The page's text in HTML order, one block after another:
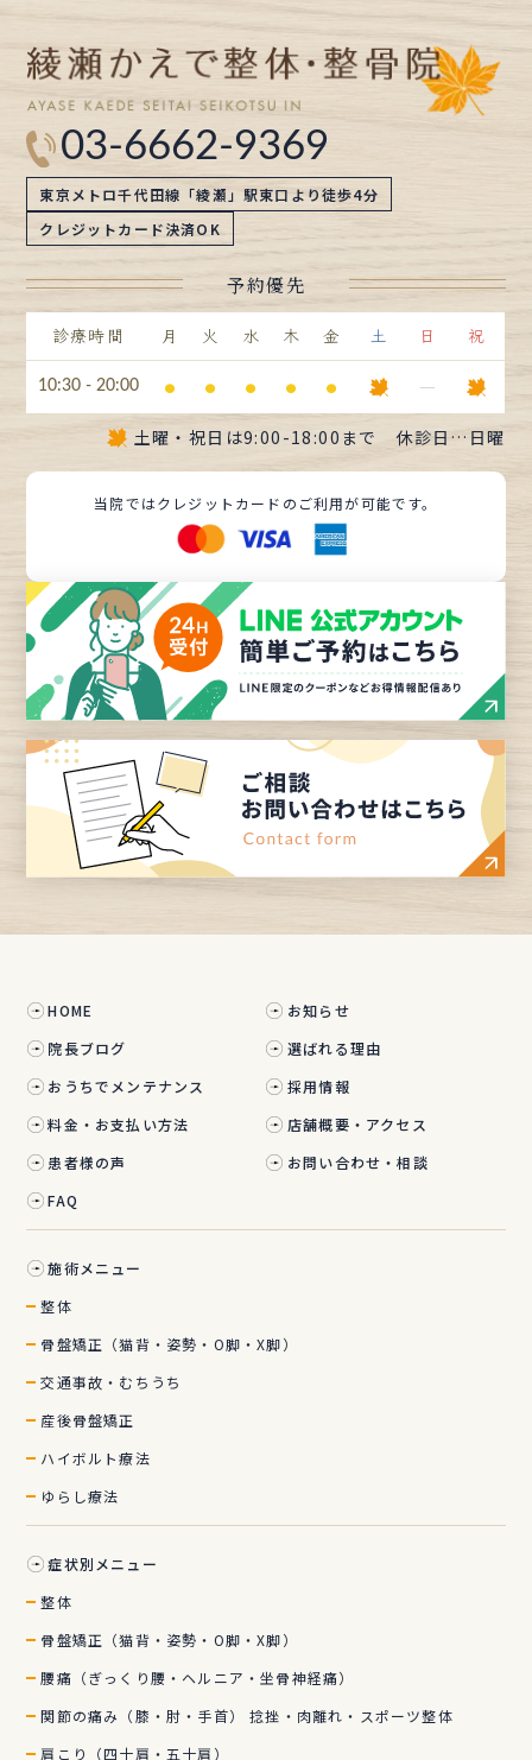
03-6662-9369
東京メトロ千代田線「綾瀬」駅東口より徒歩4分
クレジットカード決済OK
予約優先
診療時間 月 火 水 木 金 土 日 祝
10:30 - 20:00 ⚫︎ ⚫︎ ⚫︎ ⚫︎ ⚫︎ ー
土曜・祝日は9:00-18:00まで 休診日…日曜
当院ではクレジットカードのご利用が可能です。
HOME
お知らせ
院長ブログ
選ばれる理由
おうちでメンテナンス
採用情報
料金・お支払い方法
店舗概要・アクセス
患者様の声
お問い合わせ・相談
FAQ
施術メニュー
整体
骨盤矯正（猫背・姿勢・O脚・X脚）
交通事故・むちうち
産後骨盤矯正
ハイボルト療法
ゆらし療法
症状別メニュー
整体
骨盤矯正（猫背・姿勢・O脚・X脚）
腰痛（ぎっくり腰・ヘルニア・坐骨神経痛）
関節の痛み（膝・肘・手首） 捻挫・肉離れ・スポーツ整体
肩こり（四十肩・五十肩）